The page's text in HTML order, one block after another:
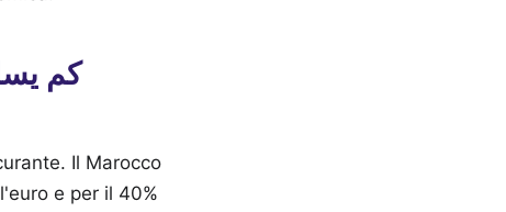
Il Marocco
e per il 40%